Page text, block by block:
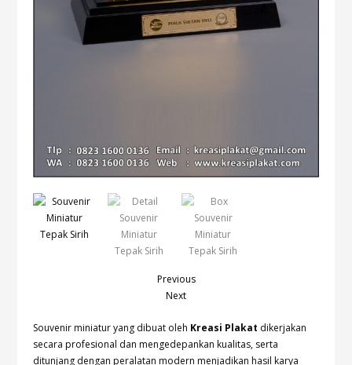
Previous
Next
Souvenir miniatur yang dibuat oleh Kreasi Plakat dikerjakan
secara profesional dan mengedepankan kualitas, serta
ditunjang dengan peralatan modern menjadikan hasil karya